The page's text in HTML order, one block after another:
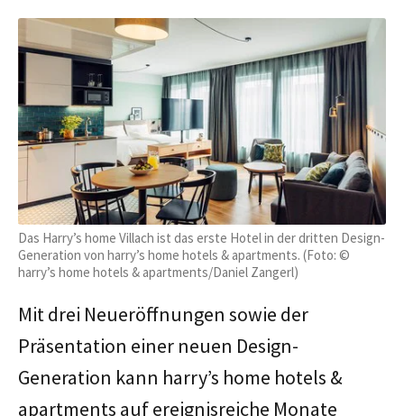
Das Harry’s home Villach ist das erste Hotel in der dritten Design-
Generation von harry’s home hotels & apartments. (Foto: ©
harry’s home hotels & apartments/Daniel Zangerl)
Mit drei Neueröffnungen sowie der
Präsentation einer neuen Design-
Generation kann harry’s home hotels &
apartments auf ereignisreiche Monate